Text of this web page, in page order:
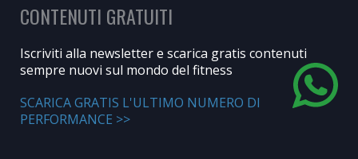
CONTENUTI GRATUITI
Iscriviti alla newsletter e scarica gratis contenuti
sempre nuovi sul mondo del fitness
SCARICA GRATIS L'ULTIMO NUMERO DI
PERFORMANCE >>